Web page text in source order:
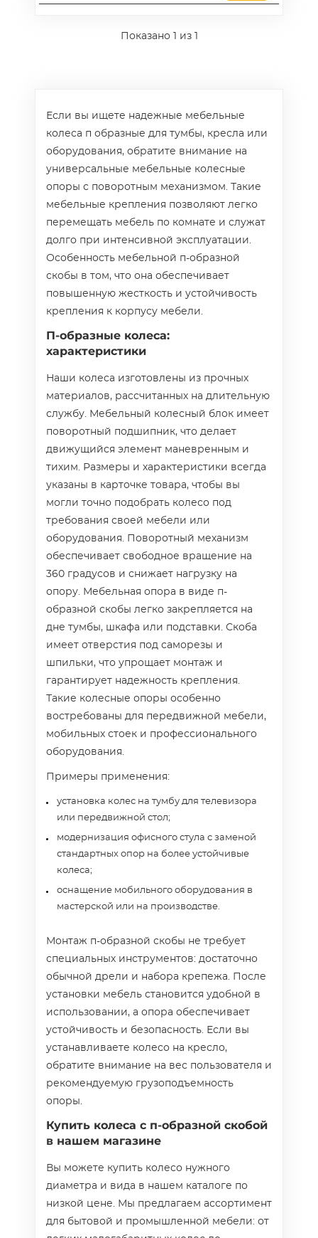
Показано из 1
Если вы ищете надежные мебельные
колеса п образные для тумбы, кресла или
оборудования, обратите внимание на
универсальные мебельные колесные
опоры с поворотным механизмом. Такие
мебельные крепления позволяют легко
перемещать мебель по комнате и служат
долго при интенсивной эксплуатации.
Особенность мебельной п-образной
скобы в том, что она обеспечивает
повышенную жесткость и устойчивость
крепления к корпусу мебели.
П-образные колеса:
характеристики
Наши колеса изготовлены из прочных
материалов, рассчитанных на длительную
службу. Мебельный колесный блок имеет
поворотный подшипник, что делает
движущийся элемент маневренным и
тихим. Размеры и характеристики всегда
указаны в карточке товара, чтобы вы
могли точно подобрать колесо под
требования своей мебели или
оборудования. Поворотный механизм
обеспечивает свободное вращение на
360 градусов и снижает нагрузку на
опору. Мебельная опора в виде п-
образной скобы легко закрепляется на
дне тумбы, шкафа или подставки. Скоба
имеет отверстия под саморезы и
шпильки, что упрощает монтаж и
гарантирует надежность крепления.
Такие колесные опоры особенно
востребованы для передвижной мебели,
мобильных стоек и профессионального
оборудования.
Примеры применения:
установка колес на тумбу для телевизора
или передвижной стол;
модернизация офисного стула с заменой
стандартных опор на более устойчивые
колеса;
оснащение мобильного оборудования в
мастерской или на производстве.
Монтаж п-образной скобы не требует
специальных инструментов: достаточно
обычной дрели и набора крепежа. После
установки мебель становится удобной в
использовании, а опора обеспечивает
устойчивость и безопасность. Если вы
устанавливаете колесо на кресло,
обратите внимание на вес пользователя и
рекомендуемую грузоподъемность
опоры.
Купить колеса с п-образной скобой
в нашем магазине
Вы можете купить колесо нужного
диаметра и вида в нашем каталоге по
низкой цене. Мы предлагаем ассортимент
для бытовой и промышленной мебели: от